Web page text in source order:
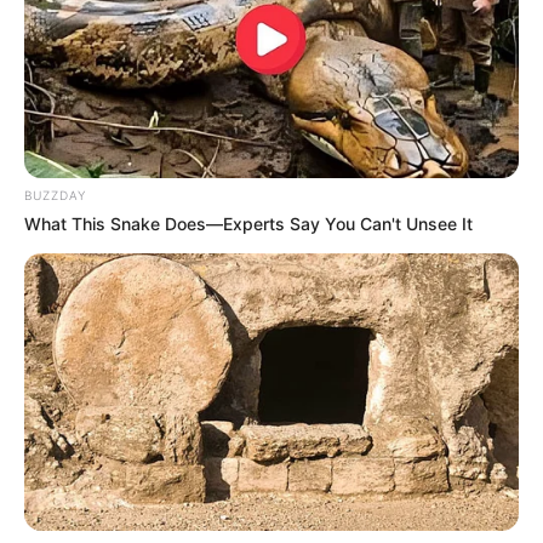
Mute
berjudulYou are Everywhere(2019) sementara Ezgi Sinler sukses
dengan dramanya yang berjudulNest(2019).
Selain kedua aktor tersebut, ada juga aktor Yigit Kirazci dan aktris
Nilay Deniz yang juga tampil dalam drama ini.
Yigit Kirazci sebelumnya pernah membintangi dramaThe
Protector
aktingnya dalam drama berjudulKalk Gidelim(2019).
Daftar isi
BUZZDAY
What This Snake Does—Experts Say You Can't Unsee It